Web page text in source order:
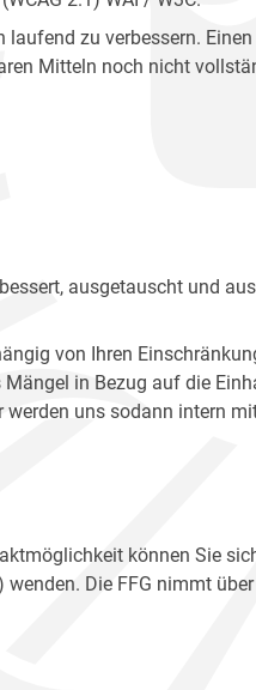
zu verbessern.
Mitteln noch nicht
ausgetauscht und
von Ihren
in Bezug auf die
werden uns sodann intern
können Sie
Die FFG nimmt